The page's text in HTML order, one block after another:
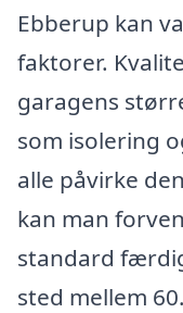
Ebberup kan
faktorer.
garagens
som isolering
alle påvirke
kan man
standard
sted mellem